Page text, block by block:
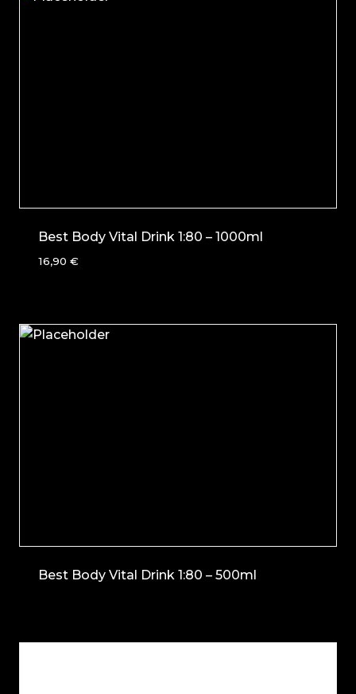
Best Body Vital Drink 1:80 – 1000ml
16,90 €
Best Body Vital Drink 1:80 – 500ml